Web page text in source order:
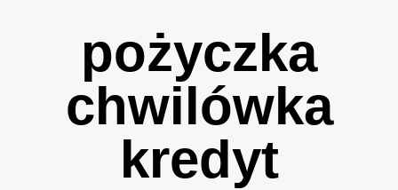
pożyczka
chwilówka
kredyt